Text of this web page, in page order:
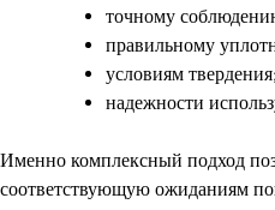
точному
правильному
условиям
надежности
Именно комплексный подход
соответствующую ожиданиям